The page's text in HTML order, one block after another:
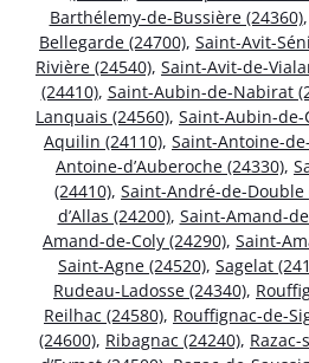
Barthélemy-de-Bussière (24360),
Bellegarde (24700), Saint-Avit-
Rivière (24540), Saint-Avit-de-
(24410), Saint-Aubin-de-Nabirat
Lanquais (24560), Saint-Aubin-de-
Aquilin (24110), Saint-Antoine-
Antoine-d’Auberoche (24330),
(24410), Saint-André-de-Double
d’Allas (24200), Saint-Amand-
Amand-de-Coly (24290), Saint-
Saint-Agne (24520), Sagelat
Rudeau-Ladosse (24340),
Reilhac (24580), Rouffignac-de-
(24600), Ribagnac (24240), Razac-